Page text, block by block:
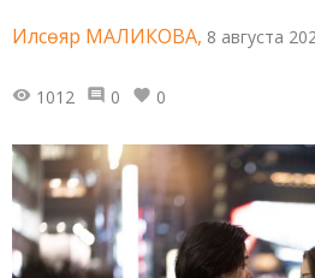
Илсөяр МАЛИКОВА, 8 августа
1012 0 0